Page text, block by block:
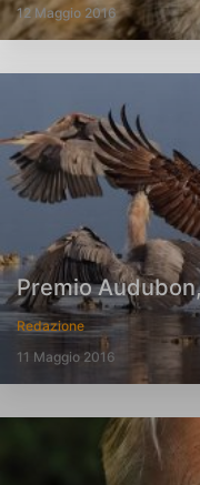
12 Maggio 2016
Premio
Redazione
11 Maggio 2016